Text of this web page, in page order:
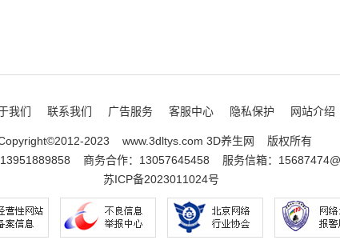
我们 联系我们 广告服务 客服中心 隐私保护 网站介绍
2023 www.3dltys.com 3D养生网
版权所有
商务合作：13057645458
服务信箱：
苏ICP备2023011024号